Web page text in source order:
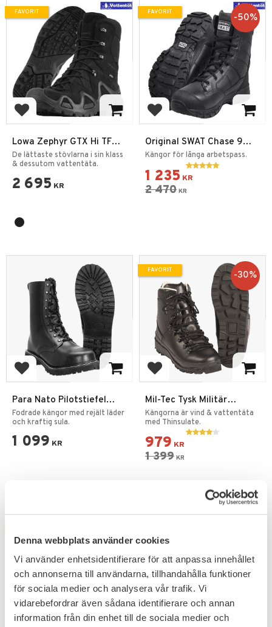
Denna webbplats använder cookies
Vi använder enhetsidentifierare för att anpassa innehållet
och annonserna till användarna, tillhandahålla funktioner
för sociala medier och analysera vår trafik. Vi
vidarebefordrar även sådana identifierare och annan
information från din enhet till de sociala medier och
Lägg till i favoriter
Lowa Zephyr GTX Hi TF
Känga Svart
De lättaste stövlarna i sin klass
& dessutom vattentäta.
2 695 KR
FAVORIT
Lägg till i favoriter
Original SWAT Chase 9
Vattentäta taktiska
kängor EN
Kängor för långa arbetspass.
1 235 KR
2 470 KR
50%
FAVORIT
Lägg till i favoriter
Para Nato Pilotstiefel
Vinterkängor SZ
Fodrade kängor med rejält läder
och kraftig sula.
1 099 KR
Lägg till i favoriter
Mil-Tec Tysk Militär
Vinterkänga
Kängorna är vind & vattentäta
med Thinsulate.
979 KR
1 399 KR
30%
FAVORIT